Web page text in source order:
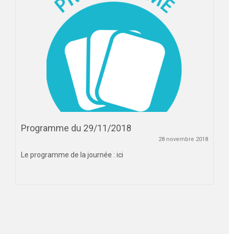
Programme du 29/11/2018
28 novembre 2018
Le programme de la journée : ici